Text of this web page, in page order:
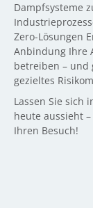
Dampfsysteme
Zero-Lösungen
Anbindung Ihre
betreiben – und
gezieltes
Lassen Sie sich
heute aussieht
Ihren Besuch!